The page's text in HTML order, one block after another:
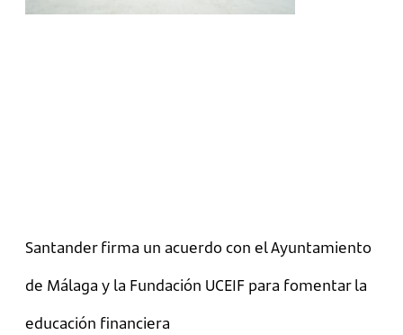
Santander firma un acuerdo con el Ayuntamiento
de Málaga y la Fundación UCEIF para fomentar la
educación financiera